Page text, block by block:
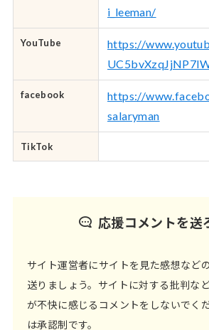
i_leeman/
YouTube
https://
facebook
https://
salaryman
TikTok
応援コメントを送
サイト運営者にサイトを見た感想など
送りましょう。サイトに対する批判な
が不快に感じるコメントをしないでく
は承認制です。